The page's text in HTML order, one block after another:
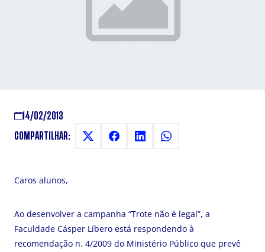
TROTE NÃO É LEGAL
14/02/2013
COMPARTILHAR:
Caros alunos,
Ao desenvolver a campanha “Trote não é legal”, a
Faculdade Cásper Líbero está respondendo à
recomendação n. 4/2009 do Ministério Público que prevê